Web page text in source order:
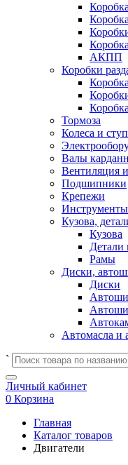
АКПП
Коробки
Тормоза
Колеса и
Валы
Вентиляция
Подшипники
Крепежи
Инструменты
Кузова,
Кузова
Детали
Рамы
Диски,
Диски
Автомасла и
`
Личный кабинет
0 Корзина
Главная
Каталог товаров
Двигатели